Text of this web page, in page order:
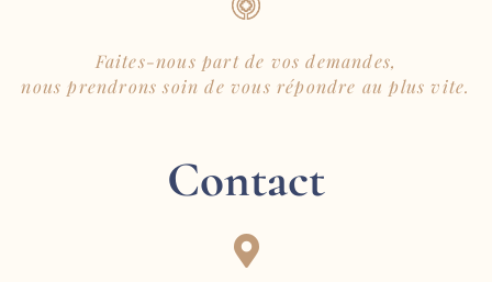
Faites-nous part de vos demandes,
nous prendrons soin de vous répondre au plus vite.
Contact